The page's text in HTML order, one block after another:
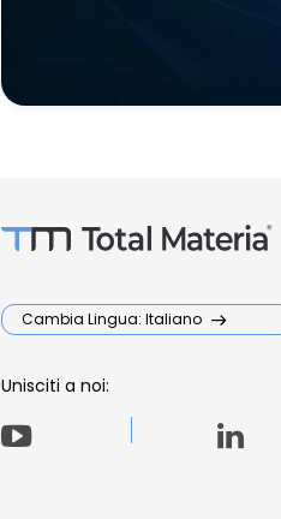
Cambia Lingua: Italiano
Unisciti a noi: